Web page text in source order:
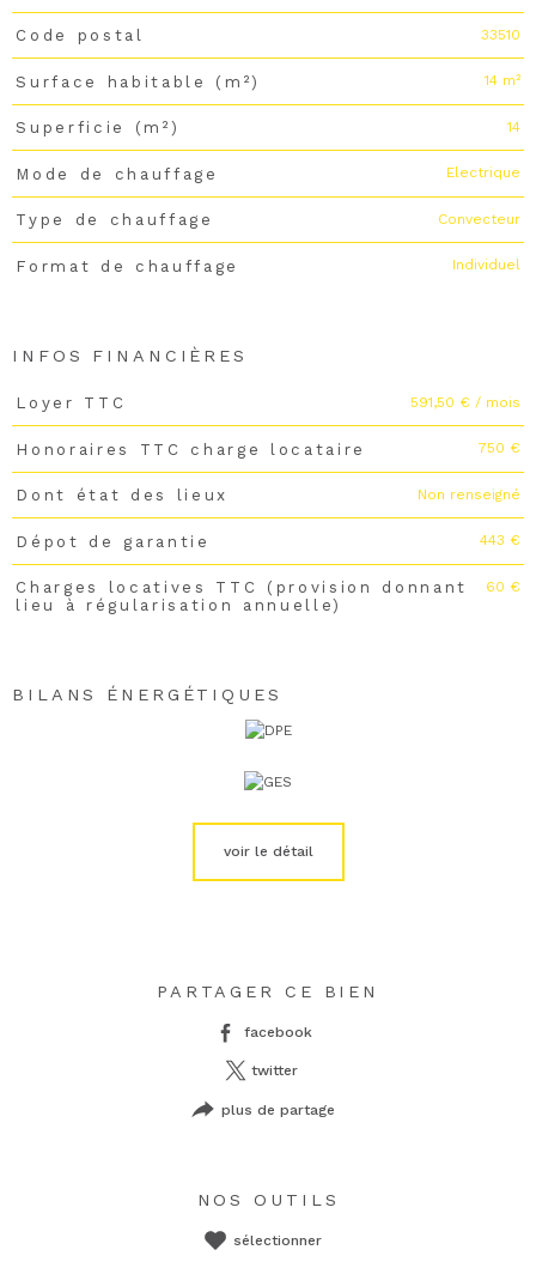
Code postal 33510
Surface habitable (m²) 14 m²
Superficie (m²) 14
Mode de chauffage Electrique
Type de chauffage Convecteur
Format de chauffage Individuel
INFOS FINANCIÈRES
Caractéristiques
Loyer TTC 591,50 € / mois
Honoraires TTC charge locataire 750 €
Dont état des lieux Non renseigné
Dépot de garantie 443 €
Charges locatives TTC (provision donnant
lieu à régularisation annuelle)
60 €
BILANS ÉNERGÉTIQUES
voir le détail
PARTAGER CE BIEN
facebook
twitter
plus de partage
NOS OUTILS
sélectionner